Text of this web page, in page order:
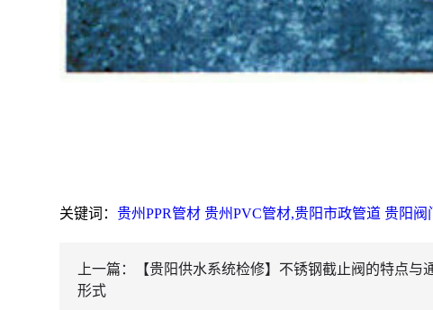
关键词： 贵州PPR管材 贵州PVC管材,贵阳市政管道 贵阳
上一篇：【贵阳供水系统检修】不锈钢截止阀的特点与
形式